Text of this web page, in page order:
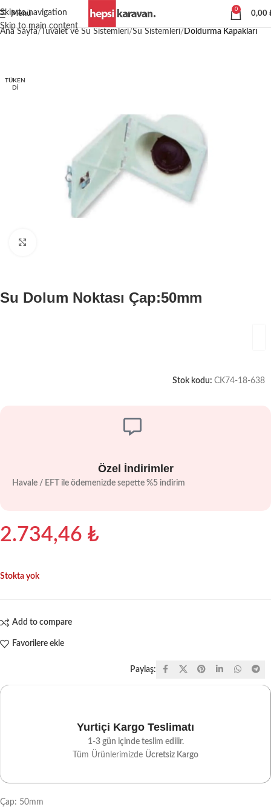
Skip to navigation
Skip to main content
Menü
0
0,00
Ana Sayfa Tuvalet ve Su Sistemleri Su Sistemleri Doldurma Kapakları
TÜKEN
DI
Su Dolum Noktası Çap:50mm
Stok kodu: CK74-18-638
Özel İndirimler
Havale / EFT ile ödemenizde sepette %5 indirim
2.734,46 ₺
Stokta yok
Add to compare
Favorilere ekle
Paylaş:
Yurtiçi Kargo Teslimatı
1-3 gün içinde teslim edilir.
Tüm Ürünlerimizde Ücretsiz Kargo
Çap: 50mm